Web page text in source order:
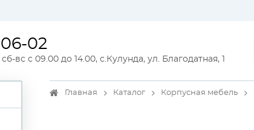
02
вс с 09.00 до 14.00, с.Кулунда, ул. Благодатная, 1
Главная Каталог Корпусная мебель